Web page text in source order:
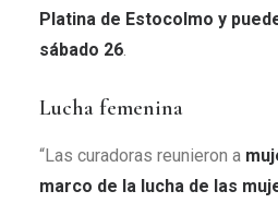
Platina de Estocolmo y
sábado 26.
Lucha femenina
“Las curadoras reunieron a
marco de la lucha de las